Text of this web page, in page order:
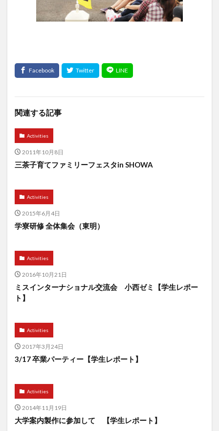
関連する記事
Activities
2011年10月8日
三茶子育てファミリーフェスタin SHOWA
Activities
2015年6月4日
学寮研修 全体集会（東明）
Activities
2016年10月21日
ミスインターナショナル交流会 小西ゼミ【学生レポー
ト】
Activities
2017年3月24日
3/17 卒業パーティー【学生レポート】
Activities
2014年11月19日
大学案内製作に参加して 【学生レポート】